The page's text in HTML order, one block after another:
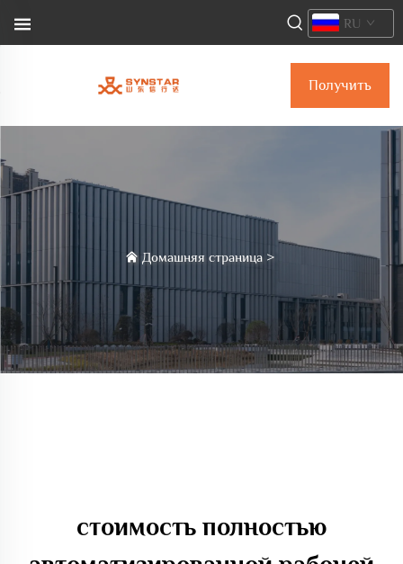
Получить
коммерческое
RU
Домашняя страница >
стоимость полностью